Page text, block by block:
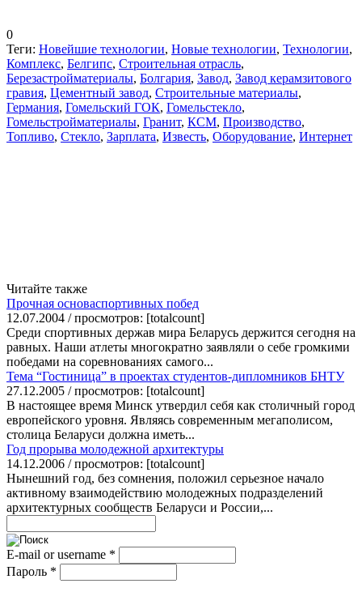
0
Теги: Новейшие технологии, Новые технологии, Технологии,
Комплекс, Белгипс, Строительная отрасль,
Березастройматериалы, Болгария, Завод, Завод керамзитового
гравия, Цементный завод, Строительные материалы,
Германия, Гомельский ГОК, Гомельстекло,
Гомельстройматериалы, Гранит, КСМ, Производство,
Топливо, Стекло, Зарплата, Известь, Оборудование, Интернет
Читайте также
Прочная основаспортивных побед
12.07.2004 / просмотров: [totalcount]
Среди спортивных держав мира Беларусь держится сегодня на
равных. Наши атлеты многократно заявляли о себе громкими
победами на соревнованиях самого...
Тема “Гостиница” в проектах студентов-дипломников БНТУ
27.12.2005 / просмотров: [totalcount]
В настоящее время Минск утвердил себя как столичный город
европейского уровня. Являясь современным мегаполисом,
столица Беларуси должна иметь...
Год прорыва молодежной архитектуры
14.12.2006 / просмотров: [totalcount]
Нынешний год, без сомнения, положил серьезное начало
активному взаимодействию молодежных подразделений
архитектурных сообществ Беларуси и России,...
E-mail or username *
Пароль *